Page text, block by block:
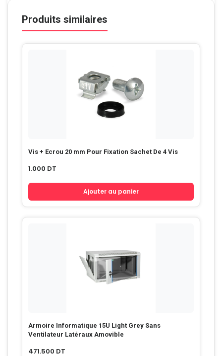
Produits similaires
Vis + Ecrou 20 mm Pour Fixation Sachet De 4 Vis
1.000 DT
Ajouter au panier
Armoire Informatique 15U Light Grey Sans
Ventilateur Latéraux Amovible
471.500 DT